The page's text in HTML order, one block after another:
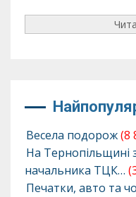
Весела подорож(8
На Тернопільщині
начальника ТЦК…
Печатки, авто та